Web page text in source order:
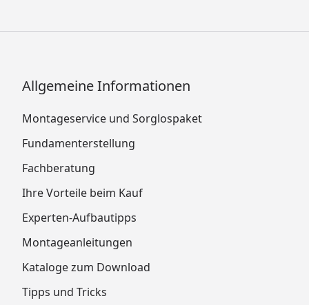
Allgemeine Informationen
Montageservice und Sorglospaket
Fundamenterstellung
Fachberatung
Ihre Vorteile beim Kauf
Experten-Aufbautipps
Montageanleitungen
Kataloge zum Download
Tipps und Tricks